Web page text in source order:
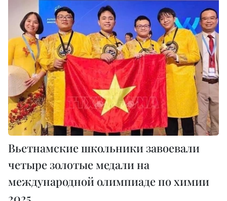
Вьетнамские школьники завоевали
четыре золотые медали на
международной олимпиаде по химии